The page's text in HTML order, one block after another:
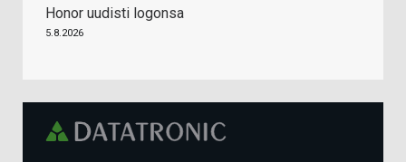
Honor uudisti logonsa
5.8.2026